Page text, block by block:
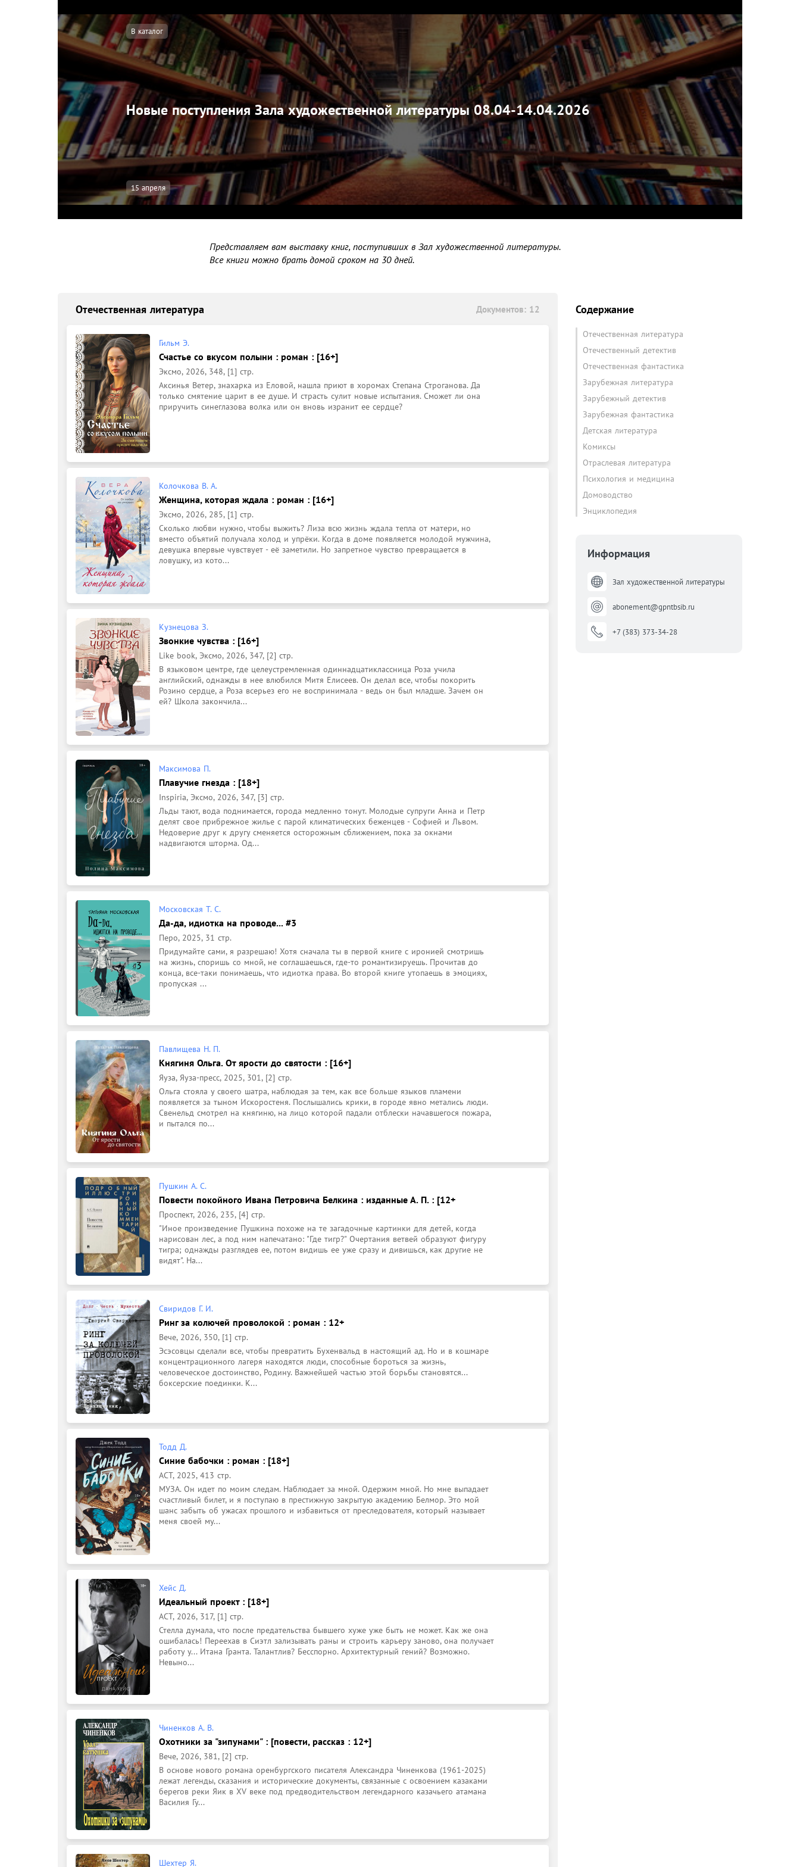
В каталог
Новые поступления Зала художественной литературы 08.04-14.04.2026
15 апреля
Представляем вам выставку книг, поступивших в Зал художественной литературы.
Все книги можно брать домой сроком на 30 дней.
Отечественная литература Документов: 12
Гильм Э.
Счастье со вкусом полыни : роман : [16+]
Эксмо, 2026, 348, [1] стр.
Аксинья Ветер, знахарка из Еловой, нашла приют в хоромах Степана Строганова. Да
только смятение царит в ее душе. И страсть сулит новые испытания. Сможет ли она
приручить синеглазова волка или он вновь изранит ее сердце?
Колочкова В. А.
Женщина, которая ждала : роман : [16+]
Эксмо, 2026, 285, [1] стр.
Сколько любви нужно, чтобы выжить? Лиза всю жизнь ждала тепла от матери, но
вместо объятий получала холод и упрёки. Когда в доме появляется молодой мужчина,
девушка впервые чувствует - её заметили. Но запретное чувство превращается в
ловушку, из кото...
Кузнецова З.
Звонкие чувства : [16+]
Like book, Эксмо, 2026, 347, [2] стр.
В языковом центре, где целеустремленная одиннадцатиклассница Роза учила
английский, однажды в нее влюбился Митя Елисеев. Он делал все, чтобы покорить
Розино сердце, а Роза всерьез его не воспринимала - ведь он был младше. Зачем он
ей? Школа закончила...
Максимова П.
Плавучие гнезда : [18+]
Inspiria, Эксмо, 2026, 347, [3] стр.
Льды тают, вода поднимается, города медленно тонут. Молодые супруги Анна и Петр
делят свое прибрежное жилье с парой климатических беженцев - Софией и Львом.
Недоверие друг к другу сменяется осторожным сближением, пока за окнами
надвигаются шторма. Од...
Московская Т. С.
Да-да, идиотка на проводе... #3
Перо, 2025, 31 стр.
Придумайте сами, я разрешаю! Хотя сначала ты в первой книге с иронией смотришь
на жизнь, споришь со мной, не соглашаешься, где-то романтизируешь. Прочитав до
конца, все-таки понимаешь, что идиотка права. Во второй книге утопаешь в эмоциях,
пропуская ...
Павлищева Н. П.
Княгиня Ольга. От ярости до святости : [16+]
Яуза, Яуза-пресс, 2025, 301, [2] стр.
Ольга стояла у своего шатра, наблюдая за тем, как все больше языков пламени
появляется за тыном Искоростеня. Послышались крики, в городе явно метались люди.
Свенельд смотрел на княгиню, на лицо которой падали отблески начавшегося пожара,
и пытался по...
Пушкин А. С.
Повести покойного Ивана Петровича Белкина : изданные А. П. : [12+
Проспект, 2026, 235, [4] стр.
"Иное произведение Пушкина похоже на те загадочные картинки для детей, когда
нарисован лес, а под ним напечатано: "Где тигр?" Очертания ветвей образуют фигуру
тигра; однажды разглядев ее, потом видишь ее уже сразу и дивишься, как другие не
видят". На...
Свиридов Г. И.
Ринг за колючей проволокой : роман : 12+
Вече, 2026, 350, [1] стр.
Эсэсовцы сделали все, чтобы превратить Бухенвальд в настоящий ад. Но и в кошмаре
концентрационного лагеря находятся люди, способные бороться за жизнь,
человеческое достоинство, Родину. Важнейшей частью этой борьбы становятся...
боксерские поединки. К...
Тодд Д.
Синие бабочки : роман : [18+]
АСТ, 2025, 413 стр.
МУЗА. Он идет по моим следам. Наблюдает за мной. Одержим мной. Но мне выпадает
счастливый билет, и я поступаю в престижную закрытую академию Белмор. Это мой
шанс забыть об ужасах прошлого и избавиться от преследователя, который называет
меня своей му...
Хейс Д.
Идеальный проект : [18+]
АСТ, 2026, 317, [1] стр.
Стелла думала, что после предательства бывшего хуже уже быть не может. Как же она
ошибалась! Переехав в Сиэтл зализывать раны и строить карьеру заново, она получает
работу у... Итана Гранта. Талантлив? Бесспорно. Архитектурный гений? Возможно.
Невыно...
Чиненков А. В.
Охотники за "зипунами" : [повести, рассказ : 12+]
Вече, 2026, 381, [2] стр.
В основе нового романа оренбургского писателя Александра Чиненкова (1961-2025)
лежат легенды, сказания и исторические документы, связанные с освоением казаками
берегов реки Яик в XV веке под предводительством легендарного казачьего атамана
Василия Гу...
Шехтер Я.
Содержание
Отечественная литература
Отечественный детектив
Отечественная фантастика
Зарубежная литература
Зарубежный детектив
Зарубежная фантастика
Детская литература
Комиксы
Отраслевая литература
Психология и медицина
Домоводство
Энциклопедия
Информация
Зал художественной литературы
abonement@gpntbsib.ru
+7 (383) 373-34-28